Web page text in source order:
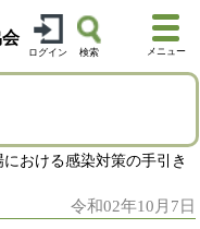
ログイン 検索 メニュー
おける感染対策の手引き
令和02年10月7日